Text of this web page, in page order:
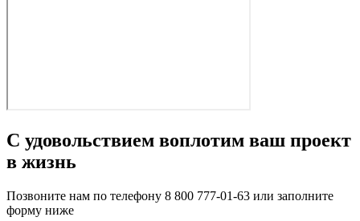
С удовольствием воплотим ваш проект
в жизнь
Позвоните нам по телефону 8 800 777-01-63 или заполните
форму ниже